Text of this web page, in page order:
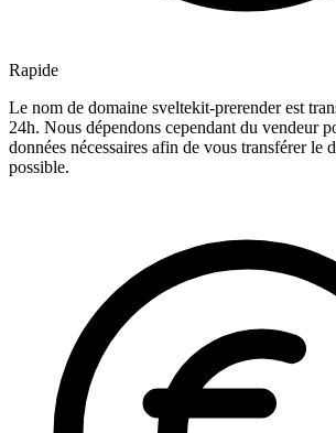
Rapide
Le nom de domaine sveltekit-prerender est
24h. Nous dépendons cependant du vendeur
données nécessaires afin de vous transférer le
possible.